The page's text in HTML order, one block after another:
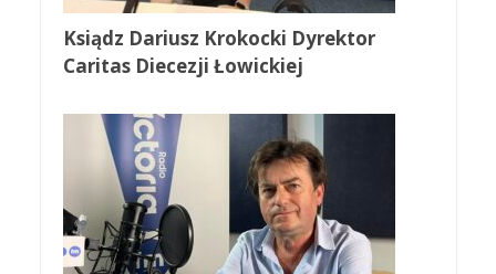
Ksiądz Dariusz Krokocki Dyrektor
Caritas Diecezji Łowickiej